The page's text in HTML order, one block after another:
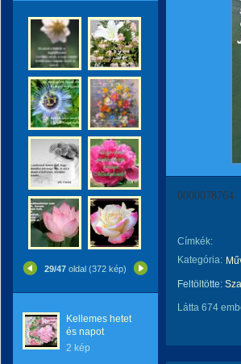
29/47 oldal (372 kép)
Kellemes hetet
és napot
2 kép
0000078764
Címkék:
Kategória:
Feltöltötte:
Látta 674